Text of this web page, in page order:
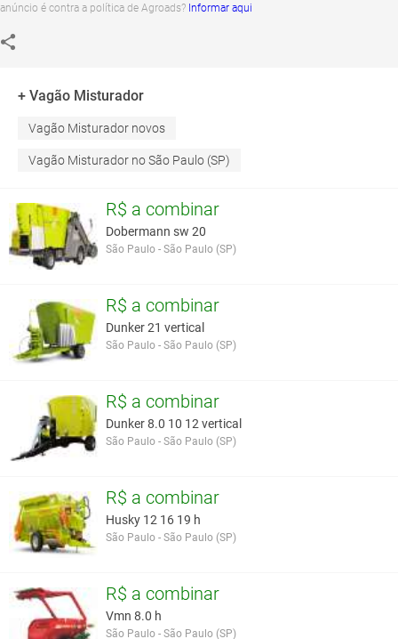
anúncio é contra a política de Agroads? Informar aqui
+ Vagão Misturador
Vagão Misturador novos
Vagão Misturador no São Paulo (SP)
R$ a combinar
Dobermann sw 20
São Paulo - São Paulo (SP)
R$ a combinar
Dunker 21 vertical
São Paulo - São Paulo (SP)
R$ a combinar
Dunker 8.0 10 12 vertical
São Paulo - São Paulo (SP)
R$ a combinar
Husky 12 16 19 h
São Paulo - São Paulo (SP)
R$ a combinar
Vmn 8.0 h
São Paulo - São Paulo (SP)